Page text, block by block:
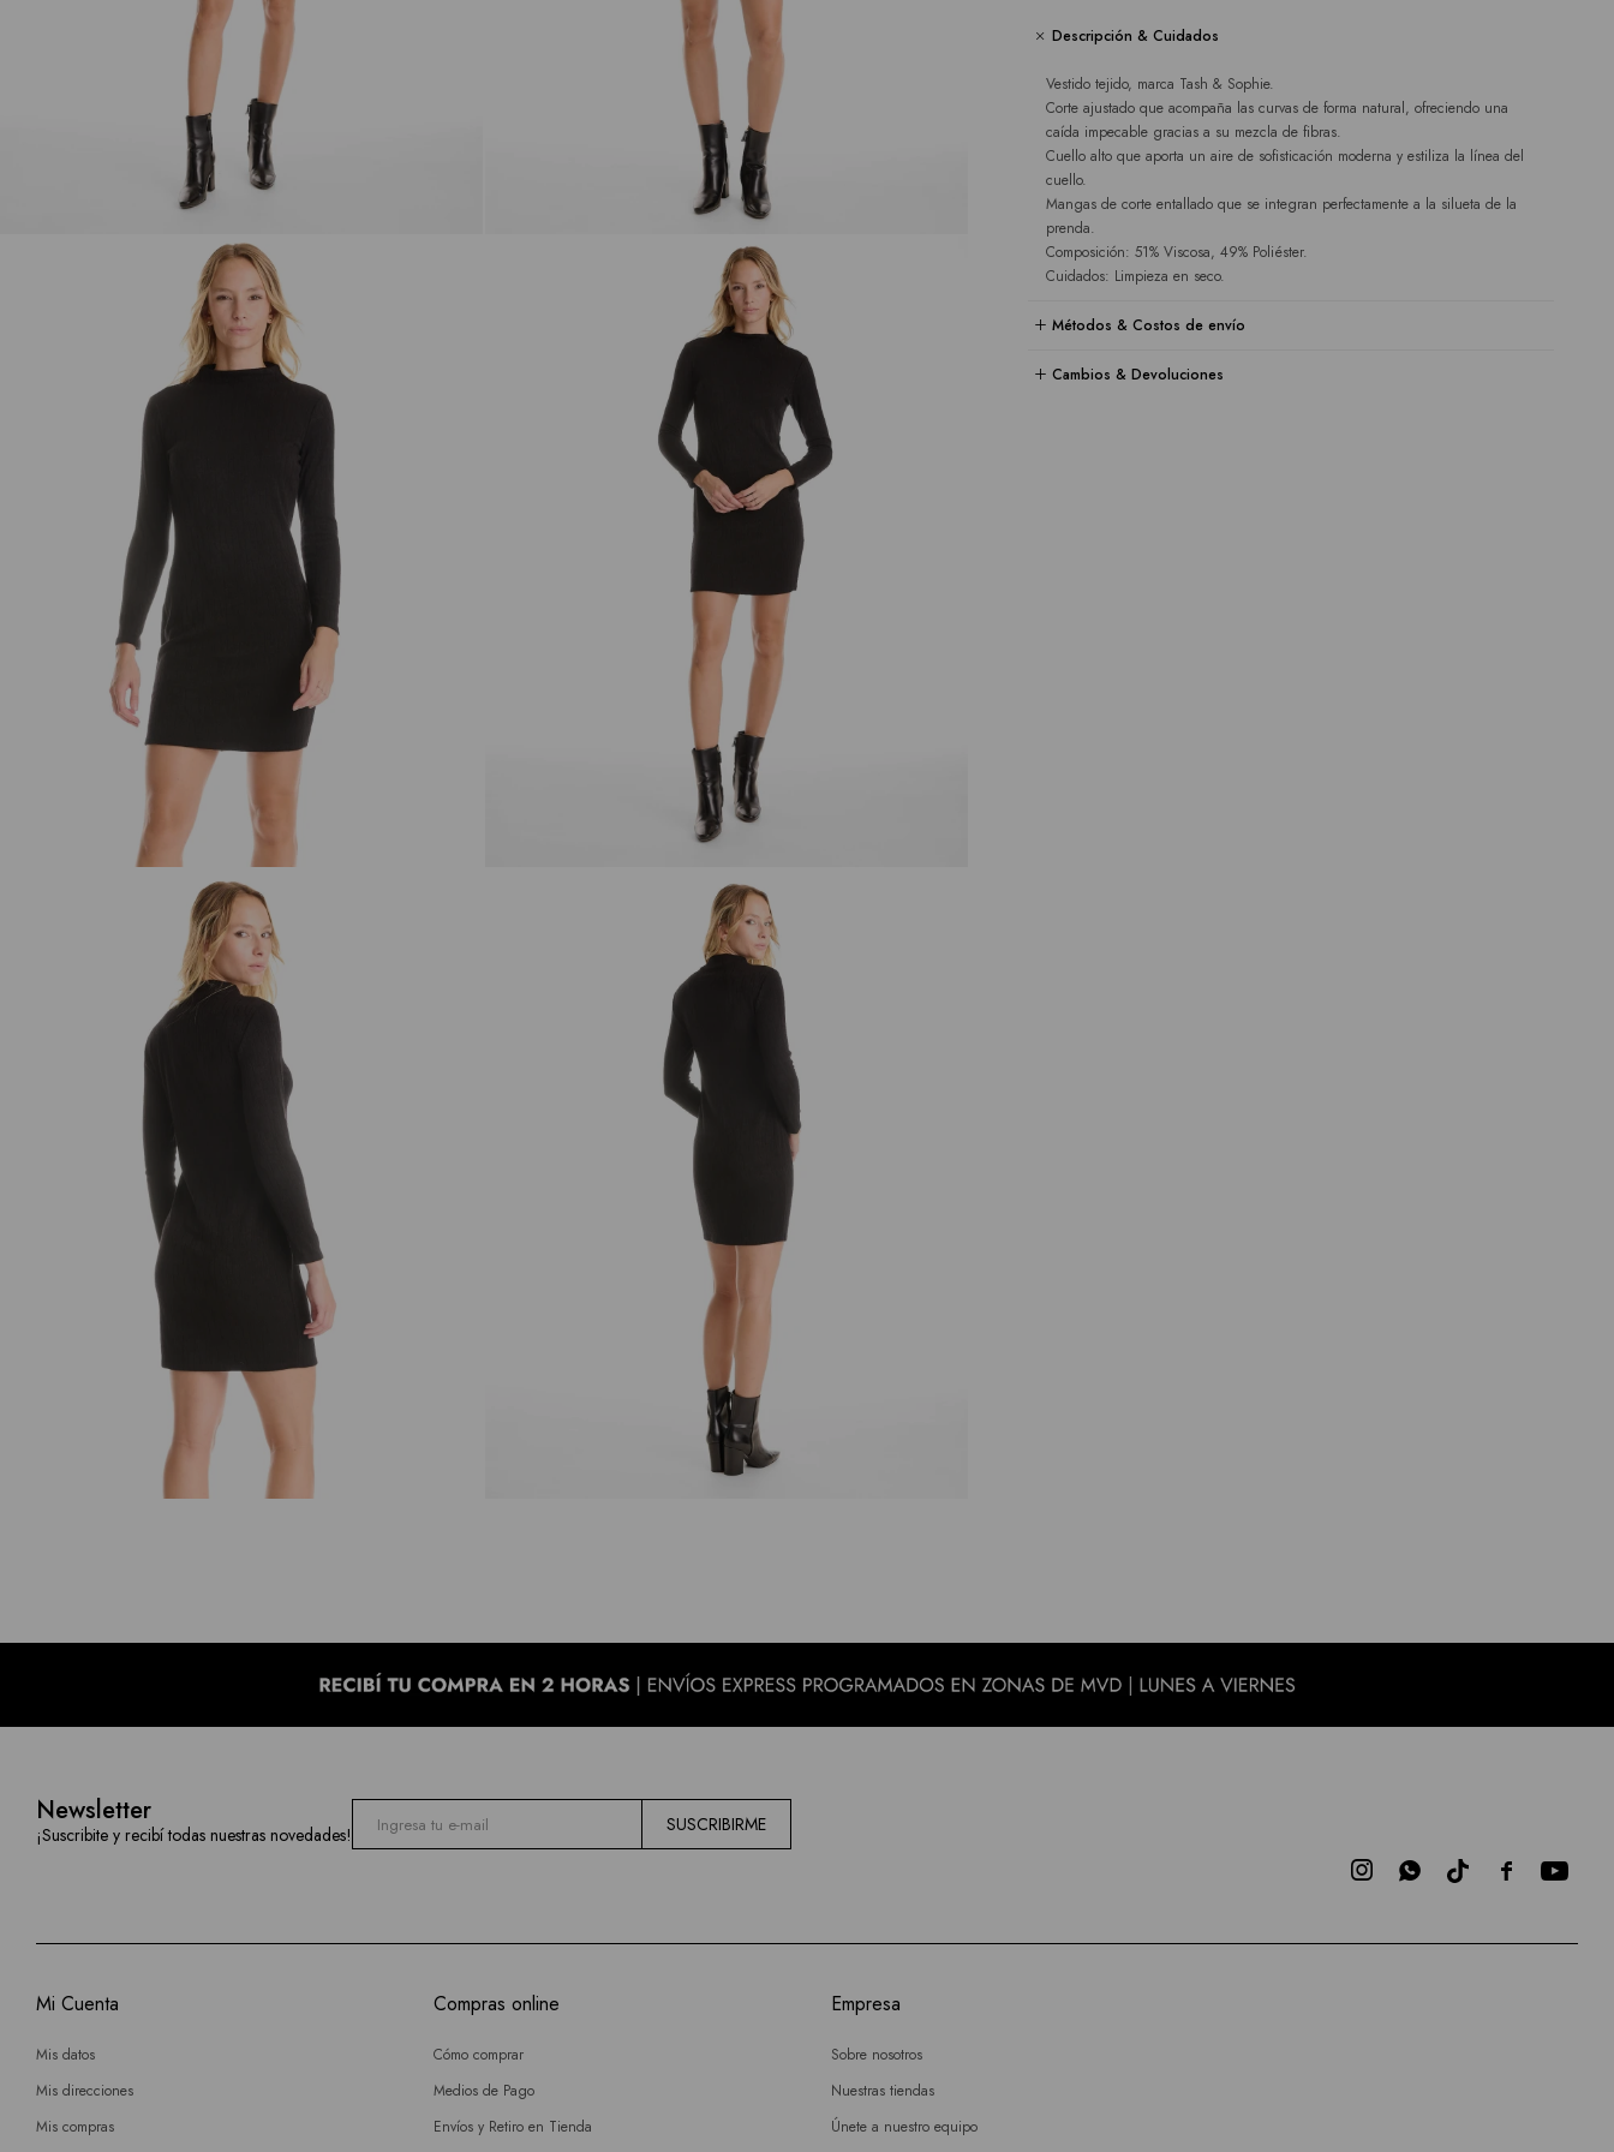
Descripción & Cuidados
Vestido tejido, marca Tash & Sophie.
Corte ajustado que acompaña las curvas de forma natural, ofreciendo una
caída impecable gracias a su mezcla de fibras.
Cuello alto que aporta un aire de sofisticación moderna y estiliza la línea del
cuello.
Mangas de corte entallado que se integran perfectamente a la silueta de la
prenda.
Composición: 51% Viscosa, 49% Poliéster.
Cuidados: Limpieza en seco.
Métodos & Costos de envío
Cambios & Devoluciones
Newsletter
¡Suscribite y recibí todas nuestras novedades! SUSCRIBIRME

 
Mi Cuenta
Mis datos
Mis direcciones
Mis compras
Compras online
Cómo comprar
Medios de Pago
Envíos y Retiro en Tienda
Empresa
Sobre nosotros
Nuestras tiendas
Únete a nuestro equipo